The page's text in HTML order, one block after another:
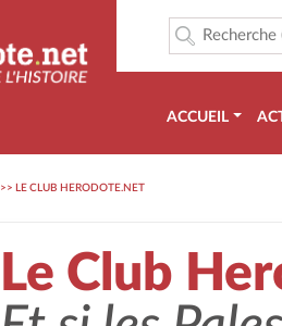
ACCUEIL
>> LE CLUB HERODOTE.NET
Le Club